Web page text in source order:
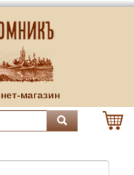
магазин